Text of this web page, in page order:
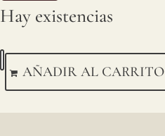
Hay existencias
AÑADIR AL CARRITO